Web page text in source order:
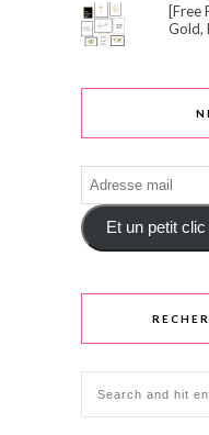
[Free
Gold,
Adresse
mail
Et un petit clic